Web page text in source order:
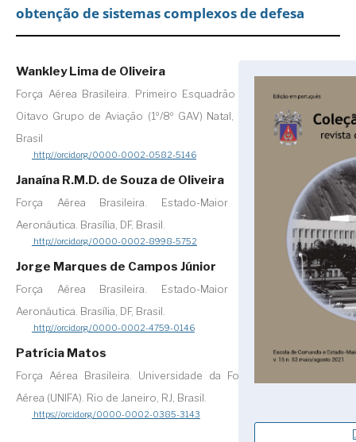
obtenção de sistemas complexos de defesa
Wankley Lima de Oliveira
Força Aérea Brasileira. Primeiro Esquadrão do
Oitavo Grupo de Aviação (1º/8º GAV) Natal, RN,
Brasil
http://orcid.org/0000-0002-0582-5146
Janaína R.M.D. de Souza de Oliveira
Força Aérea Brasileira. Estado-Maior da
Aeronáutica. Brasília, DF, Brasil.
http://orcid.org/0000-0002-8998-5752
Jorge Marques de Campos Júnior
Força Aérea Brasileira. Estado-Maior da
Aeronáutica. Brasília, DF, Brasil.
http://orcid.org/0000-0002-4759-0146
Patrícia Matos
Força Aérea Brasileira. Universidade da Força
Aérea (UNIFA). Rio de Janeiro, RJ, Brasil.
https://orcid.org/0000-0002-0385-3143